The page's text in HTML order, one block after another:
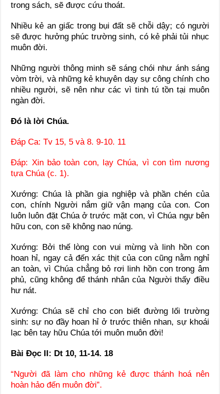
trong sách, sẽ được cứu thoát.
Nhiều kẻ an giấc trong bụi đất sẽ chỗi dậy; có người
sẽ được hưởng phúc trường sinh, có kẻ phải tủi nhục
muôn đời.
Những người thông minh sẽ sáng chói như ánh sáng
vòm trời, và những kẻ khuyên dạy sự công chính cho
nhiều người, sẽ nên như các vì tinh tú tồn tại muôn
ngàn đời.
Ðó là lời Chúa.
Ðáp Ca: Tv 15, 5 và 8. 9-10. 11
Ðáp: Xin bảo toàn con, lạy Chúa, vì con tìm nương
tựa Chúa (c. 1).
Xướng: Chúa là phần gia nghiệp và phần chén của
con, chính Người nắm giữ vận mạng của con. Con
luôn luôn đặt Chúa ở trước mặt con, vì Chúa ngự bên
hữu con, con sẽ không nao núng.
Xướng: Bởi thế lòng con vui mừng và linh hồn con
hoan hỉ, ngay cả đến xác thịt của con cũng nằm nghỉ
an toàn, vì Chúa chẳng bỏ rơi linh hồn con trong âm
phủ, cũng không để thánh nhân của Người thấy điều
hư nát.
Xướng: Chúa sẽ chỉ cho con biết đường lối trường
sinh: sự no đầy hoan hỉ ở trước thiên nhan, sự khoái
lạc bên tay hữu Chúa tới muôn muôn đời!
Bài Ðọc II: Dt 10, 11-14. 18
“Người đã làm cho những kẻ được thánh hoá nên
hoàn hảo đến muôn đời”.